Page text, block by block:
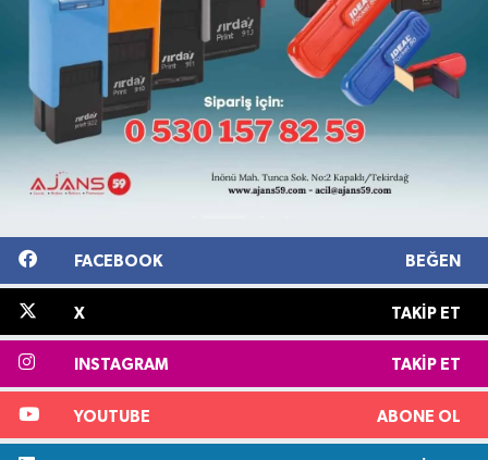
FACEBOOK BEĞEN
X TAKIP ET
INSTAGRAM TAKIP ET
YOUTUBE ABONE OL